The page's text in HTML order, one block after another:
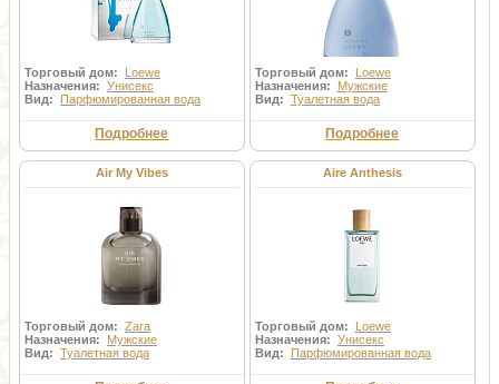
Торговый дом: Loewe
Назначения: Унисекс
Вид: Парфюмированная вода
Подробнее
Торговый дом: Loewe
Назначения: Мужские
Вид: Туалетная вода
Подробнее
Air My Vibes
Торговый дом: Zara
Назначения: Мужские
Вид: Туалетная вода
Aire Anthesis
Торговый дом: Loewe
Назначения: Унисекс
Вид: Парфюмированная вода